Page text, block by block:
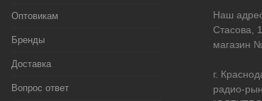
Оптовикам
Бренды
Доставка
Вопрос ответ
Наш
Стасова,
магазин
г.
радио-